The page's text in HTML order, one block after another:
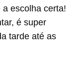
a escolha certa!
é super
tarde até as